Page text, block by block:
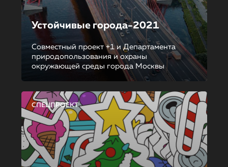
Устойчивые города-2021
Совместный проект +1 и Департамента
природопользования и охраны
окружающей среды города Москвы
СПЕЦПРОЕКТ